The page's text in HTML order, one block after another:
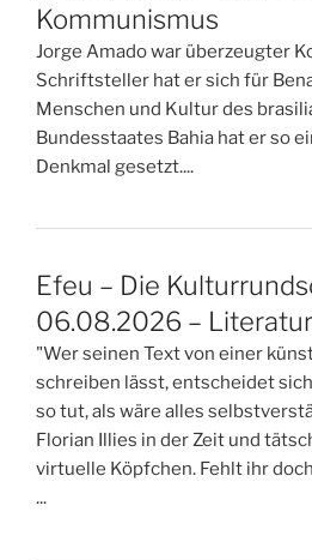
Kommunismus
Jorge Amado war überzeugter
Schriftsteller hat er sich für
Menschen und Kultur des
Bundesstaates Bahia hat er so
Denkmal gesetzt....
Efeu – Die
06.08.2026 – Literatur
"Wer seinen Text von einer
schreiben lässt, entscheidet
so tut, als wäre alles
Florian Illies in der Zeit und
virtuelle Köpfchen. Fehlt ihr
...